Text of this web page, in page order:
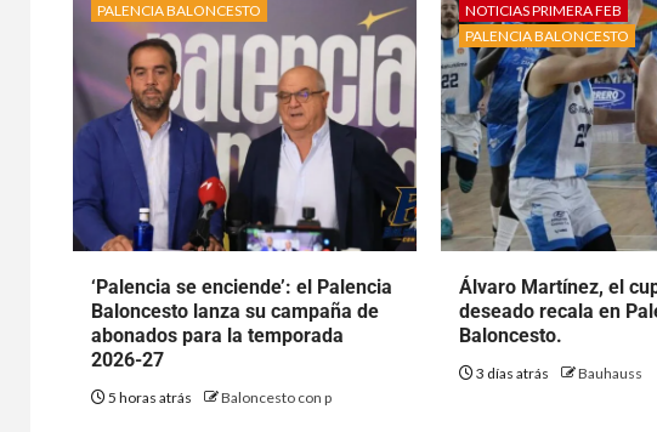
PALENCIA BALONCESTO
‘Palencia se enciende’: el Palencia
Baloncesto lanza su campaña de
abonados para la temporada
2026-27
5 horas atrás Baloncesto con p
NOTICIAS PRIMERA FEB
PALENCIA BALONCESTO
Álvaro Martínez, el
deseado recala en
Baloncesto.
3 días atrás Bauhauss